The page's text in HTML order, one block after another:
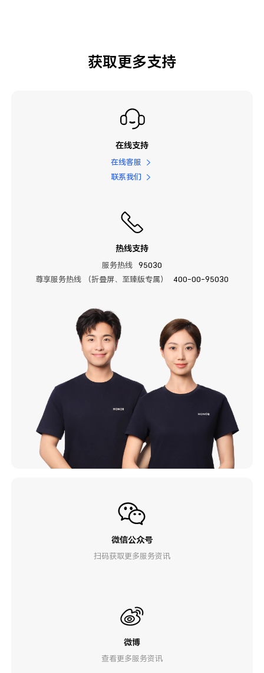
获取更多支持
在线支持
在线客服
联系我们
热线支持
服务热线
95030
尊享服务热线 （折叠屏、至臻版专属）
400-00-95030
微信公众号
扫码获取更多服务资讯
微博
查看更多服务资讯